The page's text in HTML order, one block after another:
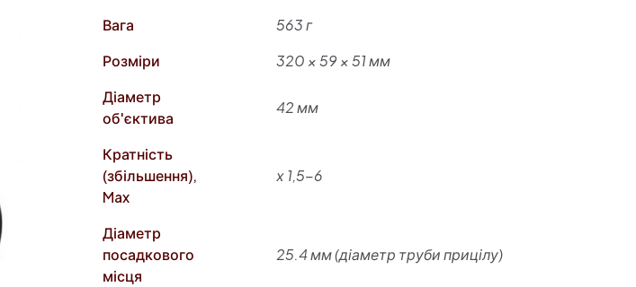
Вага
563 г
Розміри
320 × 59 × 51 мм
Діаметр
об'єктива
42 мм
Кратність
(збільшення),
Max
х 1,5-6
Діаметр
посадкового
місця
25.4 мм (діаметр труби прицілу)